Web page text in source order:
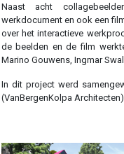
Naast acht
werkdocument en ook een
over het interactieve
de beelden en de film
Marino Gouwens, Ingmar
In dit project werd
(VanBergenKolpa